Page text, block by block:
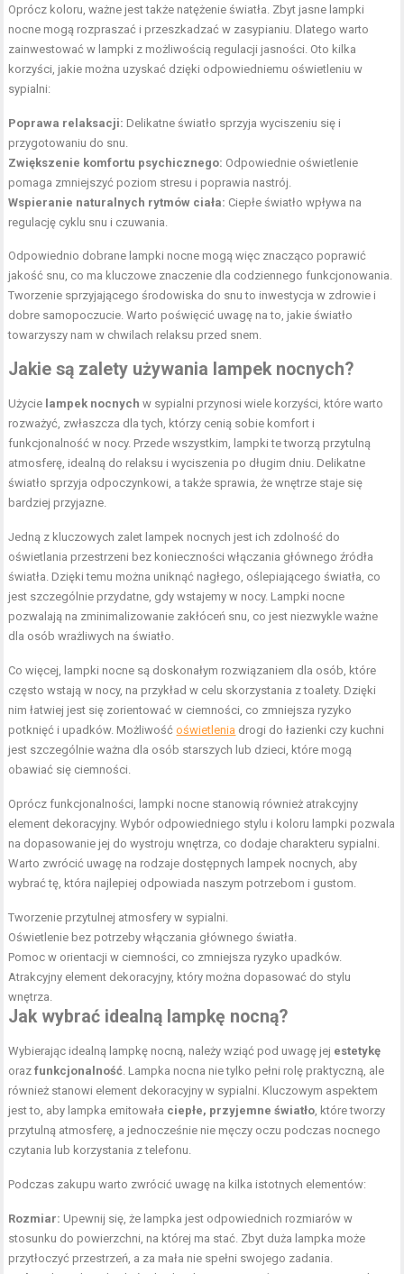
Oprócz koloru, ważne jest także natężenie światła. Zbyt jasne lampki
nocne mogą rozpraszać i przeszkadzać w zasypianiu. Dlatego warto
zainwestować w lampki z możliwością regulacji jasności. Oto kilka
korzyści, jakie można uzyskać dzięki odpowiedniemu oświetleniu w
sypialni:
Poprawa relaksacji: Delikatne światło sprzyja wyciszeniu się i
przygotowaniu do snu.
Zwiększenie komfortu psychicznego: Odpowiednie oświetlenie
pomaga zmniejszyć poziom stresu i poprawia nastrój.
Wspieranie naturalnych rytmów ciała: Ciepłe światło wpływa na
regulację cyklu snu i czuwania.
Odpowiednio dobrane lampki nocne mogą więc znacząco poprawić
jakość snu, co ma kluczowe znaczenie dla codziennego funkcjonowania.
Tworzenie sprzyjającego środowiska do snu to inwestycja w zdrowie i
dobre samopoczucie. Warto poświęcić uwagę na to, jakie światło
towarzyszy nam w chwilach relaksu przed snem.
Jakie są zalety używania lampek nocnych?
Użycie lampek nocnych w sypialni przynosi wiele korzyści, które warto
rozważyć, zwłaszcza dla tych, którzy cenią sobie komfort i
funkcjonalność w nocy. Przede wszystkim, lampki te tworzą przytulną
atmosferę, idealną do relaksu i wyciszenia po długim dniu. Delikatne
światło sprzyja odpoczynkowi, a także sprawia, że wnętrze staje się
bardziej przyjazne.
Jedną z kluczowych zalet lampek nocnych jest ich zdolność do
oświetlania przestrzeni bez konieczności włączania głównego źródła
światła. Dzięki temu można uniknąć nagłego, oślepiającego światła, co
jest szczególnie przydatne, gdy wstajemy w nocy. Lampki nocne
pozwalają na zminimalizowanie zakłóceń snu, co jest niezwykle ważne
dla osób wrażliwych na światło.
Co więcej, lampki nocne są doskonałym rozwiązaniem dla osób, które
często wstają w nocy, na przykład w celu skorzystania z toalety. Dzięki
nim łatwiej jest się zorientować w ciemności, co zmniejsza ryzyko
potknięć i upadków. Możliwośćoświetlenia drogi do łazienki czy kuchni
jest szczególnie ważna dla osób starszych lub dzieci, które mogą
obawiać się ciemności.
Oprócz funkcjonalności, lampki nocne stanowią również atrakcyjny
element dekoracyjny. Wybór odpowiedniego stylu i koloru lampki pozwala
na dopasowanie jej do wystroju wnętrza, co dodaje charakteru sypialni.
Warto zwrócić uwagę na rodzaje dostępnych lampek nocnych, aby
wybrać tę, która najlepiej odpowiada naszym potrzebom i gustom.
Tworzenie przytulnej atmosfery w sypialni.
Oświetlenie bez potrzeby włączania głównego światła.
Pomoc w orientacji w ciemności, co zmniejsza ryzyko upadków.
Atrakcyjny element dekoracyjny, który można dopasować do stylu
wnętrza.
Jak wybrać idealną lampkę nocną?
Wybierając idealną lampkę nocną, należy wziąć pod uwagę jej estetykę
orazfunkcjonalność . Lampka nocna nie tylko pełni rolę praktyczną, ale
również stanowi element dekoracyjny w sypialni. Kluczowym aspektem
jest to, aby lampka emitowała ciepłe, przyjemne światło , które tworzy
przytulną atmosferę, a jednocześnie nie męczy oczu podczas nocnego
czytania lub korzystania z telefonu.
Podczas zakupu warto zwrócić uwagę na kilka istotnych elementów:
Rozmiar: Upewnij się, że lampka jest odpowiednich rozmiarów w
stosunku do powierzchni, na której ma stać. Zbyt duża lampka może
przytłoczyć przestrzeń, a za mała nie spełni swojego zadania.